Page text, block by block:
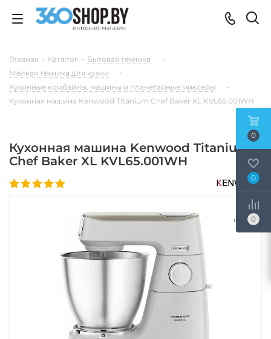
Главная - Каталог - Бытовая техника
-
Мелкая техника для кухни
-
Кухонные комбайны, машины и планетарные миксеры
-
Кухонная машина Kenwood Titanium Chef Baker XL KVL65.001WH
Кухонная машина Kenwood Titanium
Chef Baker XL KVL65.001WH
0
0
0